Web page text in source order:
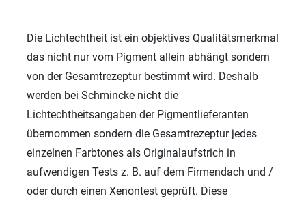
Die Lichtechtheit ist ein objektives Qualitätsmerkmal
das nicht nur vom Pigment allein abhängt sondern
von der Gesamtrezeptur bestimmt wird. Deshalb
werden bei Schmincke nicht die
Lichtechtheitsangaben der Pigmentlieferanten
übernommen sondern die Gesamtrezeptur jedes
einzelnen Farbtones als Originalaufstrich in
aufwendigen Tests z. B. auf dem Firmendach und /
oder durch einen Xenontest geprüft. Diese